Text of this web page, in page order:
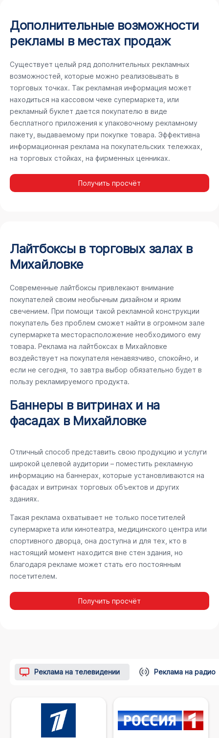
Дополнительные возможности
рекламы в местах продаж
Существует целый ряд дополнительных рекламных
возможностей, которые можно реализовывать в
торговых точках. Так рекламная информация может
находиться на кассовом чеке супермаркета, или
рекламный буклет дается покупателю в виде
бесплатного приложения к упаковочному рекламному
пакету, выдаваемому при покупке товара. Эффективна
информационная реклама на покупательских тележках,
на торговых стойках, на фирменных ценниках.
Получить просчёт
Лайтбоксы в торговых залах в
Михайловке
Современные лайтбоксы привлекают внимание
покупателей своим необычным дизайном и ярким
свечением. При помощи такой рекламной конструкции
покупатель без проблем сможет найти в огромном зале
супермаркета месторасположение необходимого ему
товара. Реклама на лайтбоксах в Михайловке
воздействует на покупателя ненавязчиво, спокойно, и
если не сегодня, то завтра выбор обязательно будет в
пользу рекламируемого продукта.
Баннеры в витринах и на
фасадах в Михайловке
Отличный способ представить свою продукцию и услуги
широкой целевой аудитории – поместить рекламную
информацию на баннерах, которые установливаются на
фасадах и витринах торговых объектов и других
зданиях.
Такая реклама охватывает не только посетителей
супермаркета или кинотеатра, медицинского центра или
спортивного дворца, она доступна и для тех, кто в
настоящий момент находится вне стен здания, но
благодаря рекламе может стать его постоянным
посетителем.
Получить просчёт
Реклама на телевидении Реклама на радио